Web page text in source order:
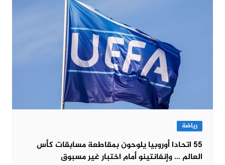
رياضة
55 اتحادا أوروبيا يلوحون بمقاطعة مسابقات كأس
العالم … وإنفانتينو أمام اختبار غير مسبوق